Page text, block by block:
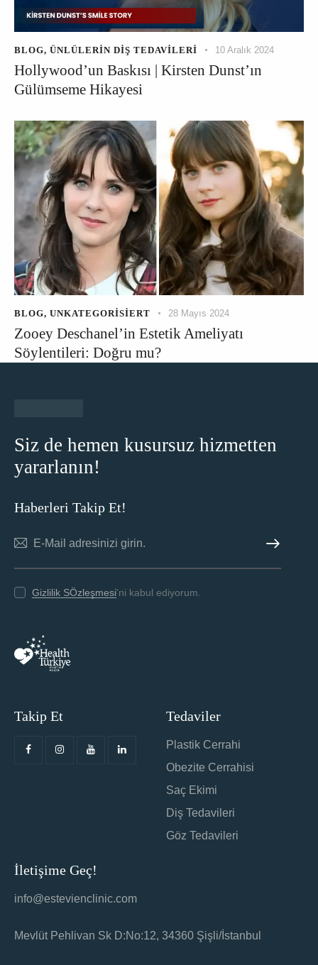
BLOG, ÜNLÜLERIN DIŞ TEDAVILERI 10 Aralık 2024
Hollywood’un Baskısı | Kirsten Dunst’ın
Gülümseme Hikayesi
BLOG, UNKATEGORISIERT 28 Mayıs 2024
Zooey Deschanel’in Estetik Ameliyatı
Söylentileri: Doğru mu?
Siz de hemen kusursuz hizmetten
yararlanın!
Haberleri Takip Et!
ABONE OL
Gizlilik SÖzleşmesi'ni kabul ediyorum.
Takip Et Tedaviler
Plastik Cerrahi
Obezite Cerrahisi
Saç Ekimi
Diş Tedavileri
Göz Tedavileri
İletişime Geç!
info@estevienclinic.com
Mevlüt Pehlivan Sk D:No:12, 34360 Şişli/İstanbul